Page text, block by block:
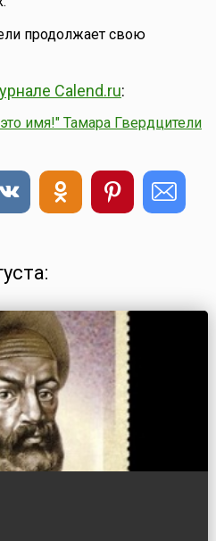
продолжает свою
Calend.ru:
имя!" Тамара Гвердцители